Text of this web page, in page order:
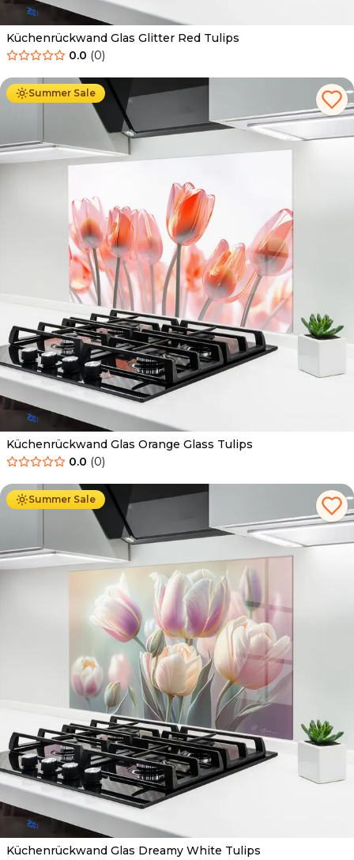
Küchenrückwand Glas Glitter Red Tulips
0.0 (0)
Summer Sale
Ab 69.90 € 34.90
Küchenrückwand Glas Orange Glass Tulips
0.0 (0)
Summer Sale
Ab 69.90 € 34.90
Küchenrückwand Glas Dreamy White Tulips